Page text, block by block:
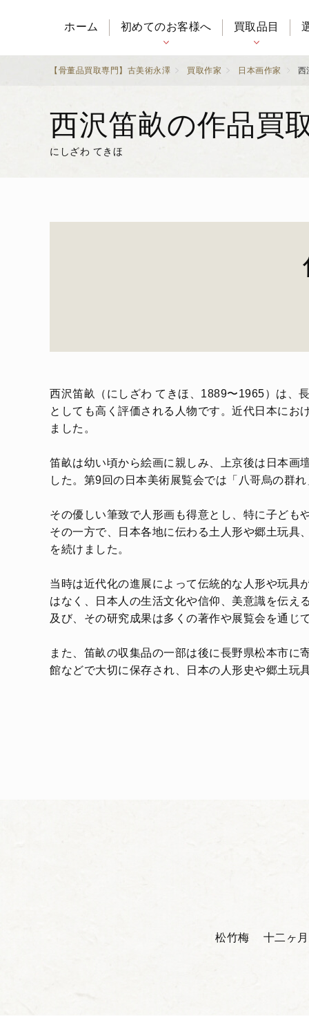
ホーム 初めてのお客様へ 買取品目
【骨董品買取専門】古美術永澤 買取作家 日本画作家 西
西沢笛畝の作品買
にしざわ てきほ
西沢笛畝（にしざわ てきほ、1889〜1965）は、
としても高く評価される人物です。近代日本にお
ました。
笛畝は幼い頃から絵画に親しみ、上京後は日本画
した。第9回の日本美術展覧会では「八哥烏の群
その優しい筆致で人形画も得意とし、特に子ども
その一方で、日本各地に伝わる土人形や郷土玩具
を続けました。
当時は近代化の進展によって伝統的な人形や玩具
はなく、日本人の生活文化や信仰、美意識を伝え
及び、その研究成果は多くの著作や展覧会を通じ
また、笛畝の収集品の一部は後に長野県松本市
館などで大切に保存され、日本の人形史や郷土玩
松竹梅 十二ヶ